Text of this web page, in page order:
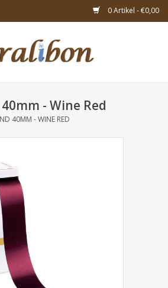
0 Artikel - €0,00
- Wine Red
40MM - WINE RED